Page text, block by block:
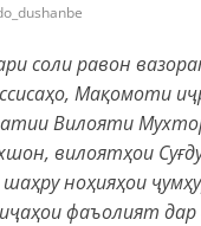
соли равон
Мақомоти
Вилояти
вилоятҳои
ноҳияҳои
фаъолият дар